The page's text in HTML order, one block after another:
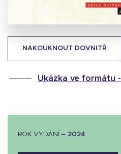
NAKOUKNOUT DOVNITŘ
Ukázka ve formátu -
ROK VYDÁNÍ – 2024